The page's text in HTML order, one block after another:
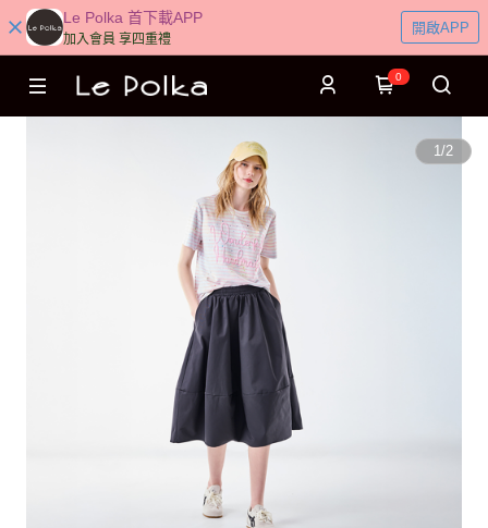
Le Polka 首下載APP
加入會員 享四重禮
開啟APP
0
1/2